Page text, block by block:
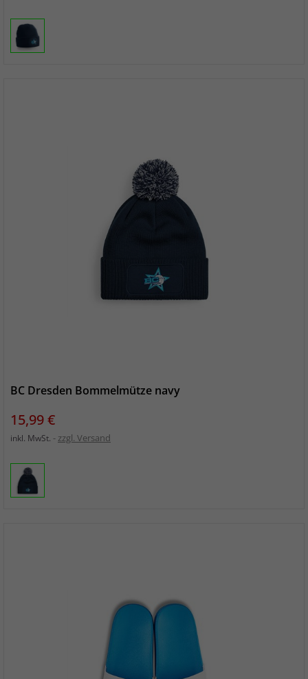
BC Dresden Bommelmütze navy
Preis
15,99 €
inkl. MwSt. zzgl. Versand